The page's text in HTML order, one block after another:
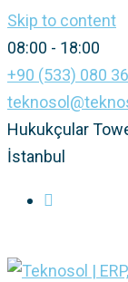
Skip to content
08:00 - 18:00
+90 (533) 080
Hukukçular
İstanbul